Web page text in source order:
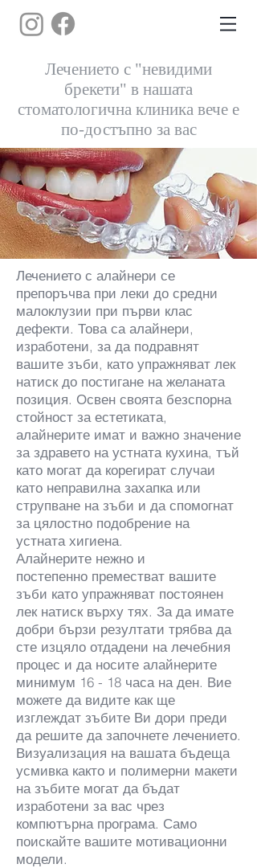
Лечението с "невидими
брекети" в нашата
стоматологична клиника вече е
по-достъпно за вас
Лечението с алайнери се
препоръчва при леки до средни
малоклузии при първи клас
дефекти. Това са алайнери,
изработени, за да подравнят
вашите зъби, като упражняват лек
натиск до постигане на желаната
позиция. Освен своята безспорна
стойност за естетиката,
алайнерите имат и важно значение
за здравето на устната кухина, тъй
като могат да корегират случаи
като неправилна захапка или
струпване на зъби и да спомогнат
за цялостно подобрение на
устната хигиена.
Алайнерите нежно и
постепенно преместват вашите
зъби като упражняват постоянен
лек натиск върху тях. За да имате
добри бързи резултати трябва да
сте изцяло отдадени на лечебния
процес и да носите алайнерите
минимум 16 - 18 часа на ден. Вие
можете да видите как ще
изглеждат зъбите Ви дори преди
да решите да започнете лечението.
Визуализация на вашата бъдеща
усмивка както и полимерни макети
на зъбите могат да бъдат
изработени за вас чрез
компютърна програма. Само
поискайте вашите мотивационни
модели.